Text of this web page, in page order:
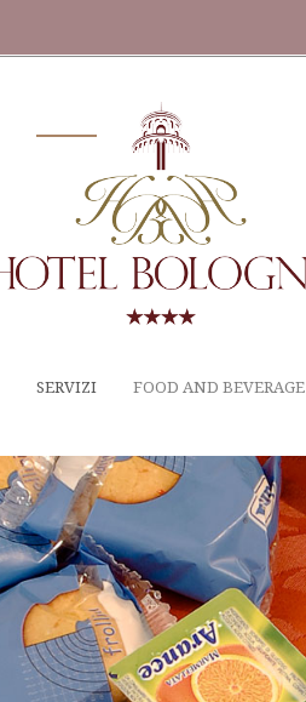
SERVIZI FOOD AND BEVERAGE